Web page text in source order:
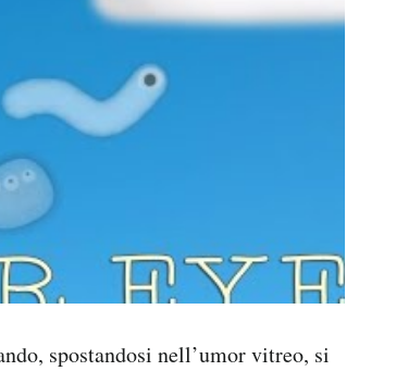
spostandosi nell’umor vitreo, si